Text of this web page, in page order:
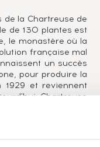
de la Chartreuse de
de 130 plantes est
le monastère où la
française mal
un succès
pour produire la
et reviennent
Chartreuse
et Voiron -, et la
citer que les plus
collectionneurs de